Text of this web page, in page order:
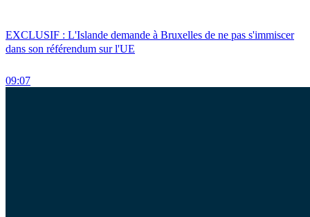
EXCLUSIF : L'Islande demande à Bruxelles de ne pas s'immiscer
dans son référendum sur l'UE
09:07